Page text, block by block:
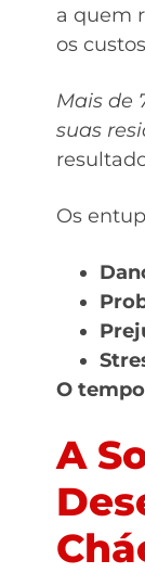
a quem
os
Mais de
suas
Os
O
A